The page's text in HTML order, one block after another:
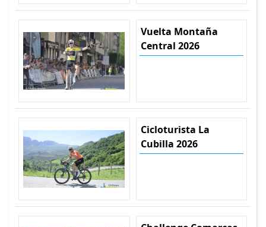
Vuelta Montaña
Central 2026
Cicloturista La
Cubilla 2026